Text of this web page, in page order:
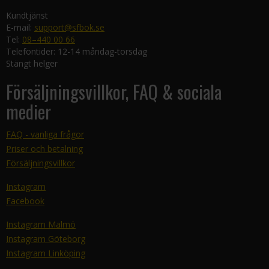
Kundtjänst
E-mail: support@sfbok.se
Tel: 08–440 00 66
Telefontider: 12-14 måndag-torsdag
Stängt helger
Försäljningsvillkor, FAQ & sociala
medier
FAQ - vanliga frågor
Priser och betalning
Försäljningsvillkor
Instagram
Facebook
Instagram Malmö
Instagram Göteborg
Instagram Linköping